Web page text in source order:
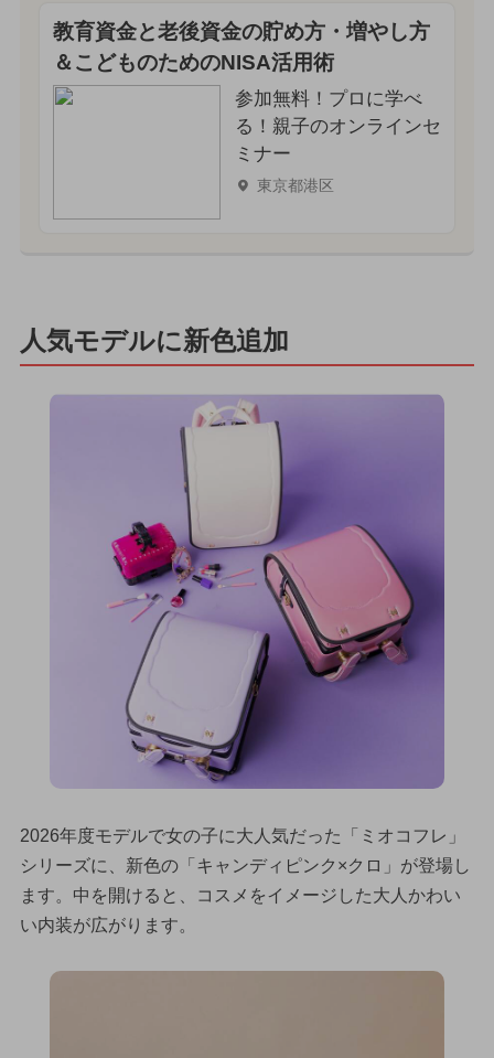
教育資金と老後資金の貯め方・増やし方
＆こどものためのNISA活用術
参加無料！プロに学べ
る！親子のオンラインセ
ミナー
東京都港区
人気モデルに新色追加
2026年度モデルで女の子に大人気だった「ミオコフレ」
シリーズに、新色の「キャンディピンク×クロ」が登場し
ます。中を開けると、コスメをイメージした大人かわい
い内装が広がります。